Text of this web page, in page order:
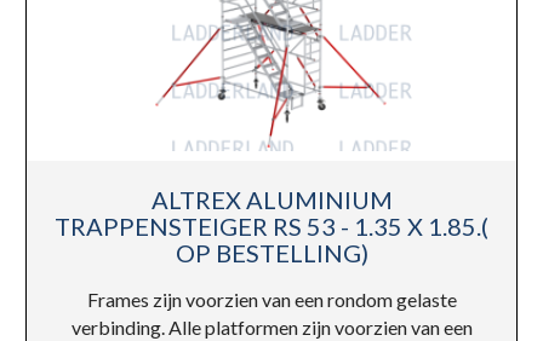
ALTREX ALUMINIUM
TRAPPENSTEIGER RS 53 - 1.35 X 1.85.(
OP BESTELLING)
Frames zijn voorzien van een rondom gelaste
verbinding. Alle platformen zijn voorzien van een